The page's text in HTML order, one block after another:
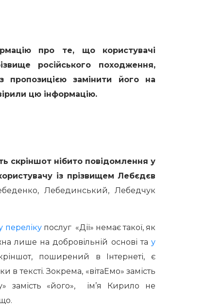
про те, що користувачі
російського походження,
пропозицією замінити його на
цю інформацію.
скріншот нібито повідомлення у
із прізвищем Лебєдєв
Лебединський, Лебедчук
перелікупослуг «Дії» немає такої, як
лише на добровільній основі тау
поширений в Інтернеті, є
в тексті. Зокрема, «вітаЕмо» замість
замість «його», ім’я Кирило не